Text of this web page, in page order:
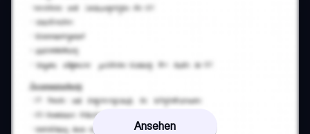
Ansehen